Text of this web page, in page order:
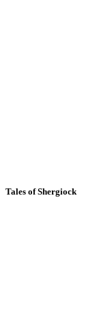
Tales of Shergiock